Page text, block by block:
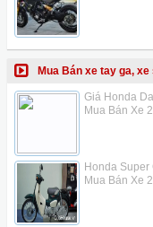
Mua Bán xe tay ga, xe
Giá Honda
Mua Bán Xe
Honda Super
Mua Bán Xe